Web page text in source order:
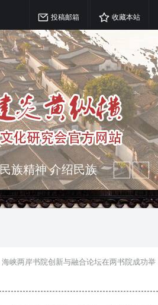
投稿邮箱 收藏本站
族精神 介绍民族
港澳侨 坚持古为
海峡两岸书院创新与融合论坛在两书院成功举